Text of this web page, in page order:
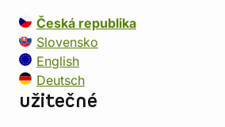
Česká republika
Slovensko
English
Deutsch
užitečné